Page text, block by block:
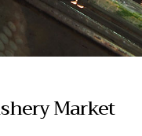
Market